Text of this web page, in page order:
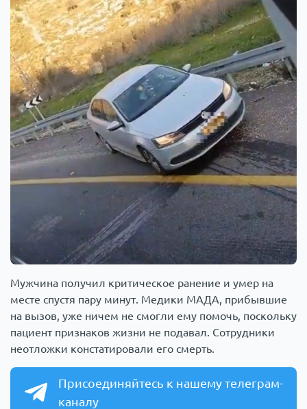
Мужчина получил критическое ранение и умер на
месте спустя пару минут. Медики МАДА, прибывшие
на вызов, уже ничем не смогли ему помочь, поскольку
пациент признаков жизни не подавал. Сотрудники
неотложки констатировали его смерть.
Присоединяйтесь к нашему телеграм-
каналу